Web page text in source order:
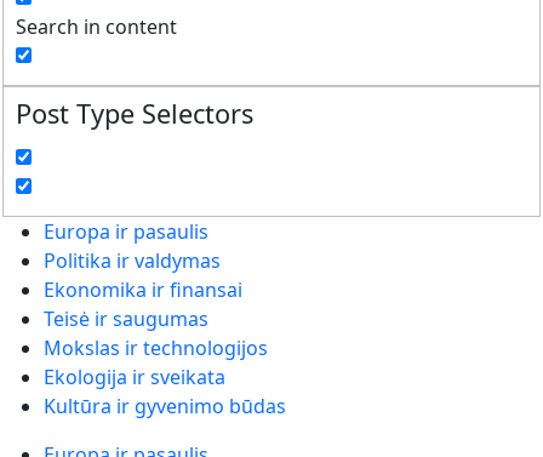
Search in content
Post Type Selectors
Europa ir pasaulis
Politika ir valdymas
Ekonomika ir finansai
Teisė ir saugumas
Mokslas ir technologijos
Ekologija ir sveikata
Kultūra ir gyvenimo būdas